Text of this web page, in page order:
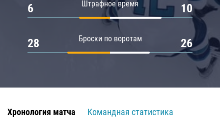
Штрафное время
6 10
Броски по воротам
28 26
Хронология матча
Командная статистика